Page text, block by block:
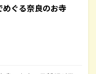
ぐる奈良のお寺